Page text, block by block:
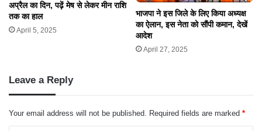
अप्रैल का दिन, पढ़ें मेष से लेकर मीन राशि
तक का हाल
April 5, 2025
भाजपा ने इस जिले के लिए किया अध्यक्ष
का ऐलान, इस नेता को सौंपी कमान, देखें
आदेश
April 27, 2025
Leave a Reply
Your email address will not be published. Required fields are marked *